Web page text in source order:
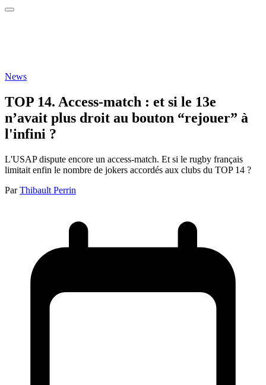
News
TOP 14. Access-match : et si le 13e
n’avait plus droit au bouton “rejouer” à
l'infini ?
L'USAP dispute encore un access-match. Et si le rugby français
limitait enfin le nombre de jokers accordés aux clubs du TOP 14 ?
Par Thibault Perrin